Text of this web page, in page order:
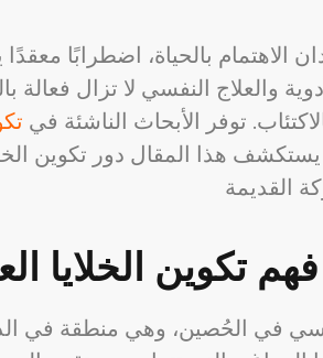
الاهتمام بالحياة، اضطرابًا
والعلاج النفسي لا تزال فعالة
توفر الأبحاث الناشئة في
هذا المقال دور تكوين
فهم تكوين الخلايا
في الحُصين، وهي منطقة في الدماغ